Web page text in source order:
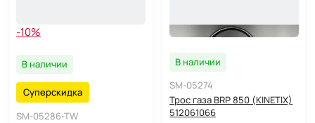
-10%
В наличии
Суперскидка
SM-05286-TW
В наличии
SM-05274
Трос газа BRP 850 (KINETIX)
512061066